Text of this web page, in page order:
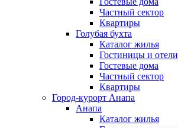
Частный сектор
Квартиры
Голубая бухта
Каталог жилья
Гостиницы и отели
Гостевые дома
Частный сектор
Квартиры
Город-курорт Анапа
Анапа
Каталог жилья